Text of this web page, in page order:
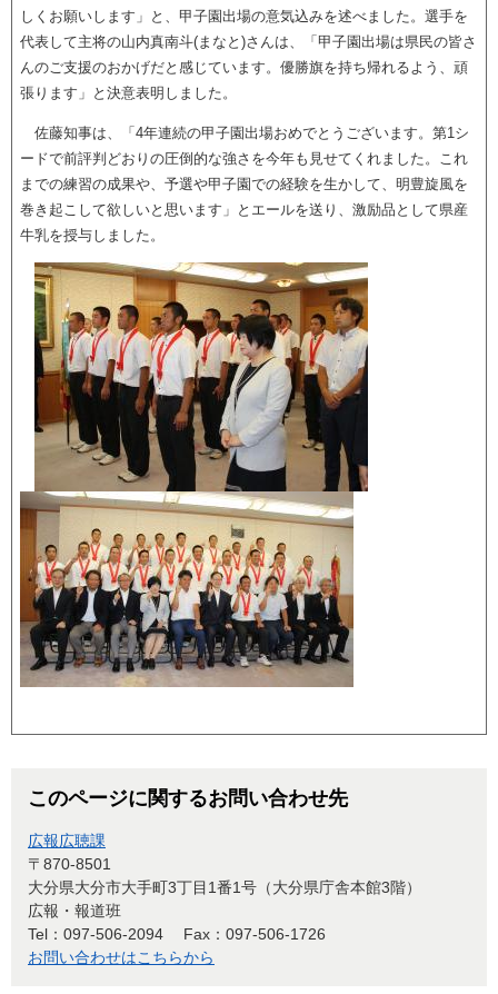
しくお願いします」と、甲子園出場の意気込みを述べました。選手を
代表して主将の山内真南斗(まなと)さんは、「甲子園出場は県民の皆さ
んのご支援のおかげだと感じています。優勝旗を持ち帰れるよう、頑
張ります」と決意表明しました。
佐藤知事は、「4年連続の甲子園出場おめでとうございます。第1シ
ードで前評判どおりの圧倒的な強さを今年も見せてくれました。これ
までの練習の成果や、予選や甲子園での経験を生かして、明豊旋風を
巻き起こして欲しいと思います」とエールを送り、激励品として県産
牛乳を授与しました。
このページに関するお問い合わせ先
広報広聴課
〒870-8501
大分県大分市大手町3丁目1番1号（大分県庁舎本館3階）
広報・報道班
Tel：097-506-2094
Fax：097-506-1726
お問い合わせはこちらから